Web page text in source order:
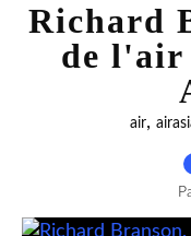
Richard
de l'air
air,